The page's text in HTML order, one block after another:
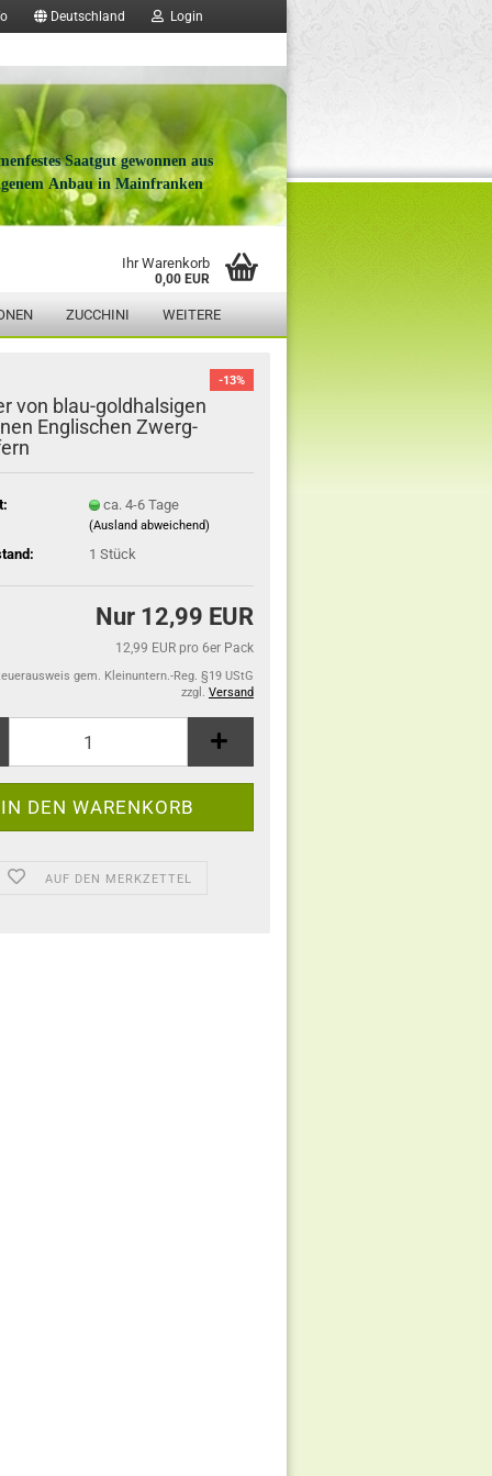
Deutschland Login
Saatgut gewonnen aus
Anbau in Mainfranken
Ihr Warenkorb
0,00 EUR
ZUCCHINI WEITERE
-13%
von blau-goldhalsigen
Englischen Zwerg-
ca. 4-6 Tage
(Ausland abweichend)
1 Stück
Nur 12,99 EUR
12,99 EUR pro 6er Pack
gem. Kleinuntern.-Reg. §19 UStG
zzgl. Versand
AUF DEN MERKZETTEL